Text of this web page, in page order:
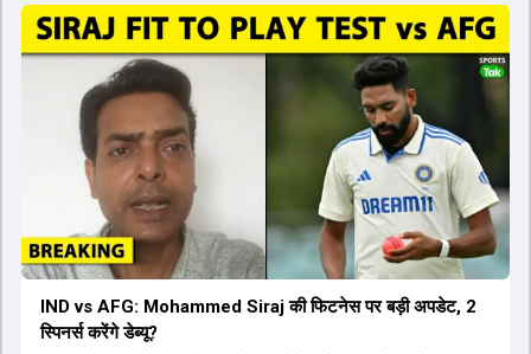
नंबर तीन और श्रेयस अय्यर नंबर चार पर खेलेंगे। वहीं, रजत पाटीदार फिलहाल
टी20 टीम की योजना से बाहर हैं, लेकिन वह टेस्ट क्रिकेट में वापसी कर सकते हैं।
IND vs AFG: Mohammed Siraj की फिटनेस पर बड़ी अपडेट, 2
स्पिनर्स करेंगे डेब्यू?